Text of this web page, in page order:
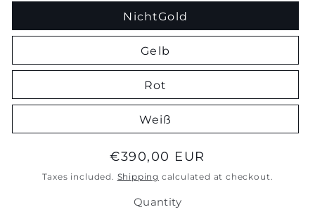
NichtGold
Gelb
Rot
Weiß
Regular
price
€390,00 EUR
Taxes included. Shipping calculated at checkout.
Quantity